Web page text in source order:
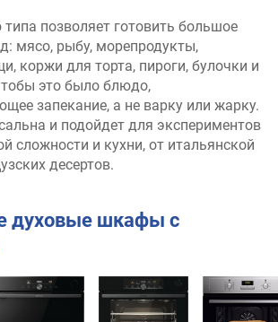
позволяет готовить большое
мясо, рыбу, морепродукты,
коржи для торта, пироги, булочки и
это было блюдо,
запекание, а не варку или жарку.
и подойдет для экспериментов
сложности и кухни, от итальянской
десертов.
духовые шкафы с